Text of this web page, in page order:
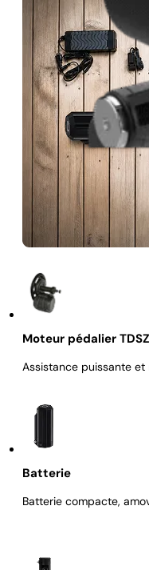
Moteur pédalier
Assistance puissante
Batterie
Batterie compacte,